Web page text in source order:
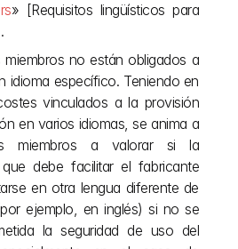
» [Requisitos lingüísticos para
miembros no están obligados a
idioma específico. Teniendo en
vinculados a la provisión
en varios idiomas, se anima a
miembros a valorar si la
debe facilitar el fabricante
en otra lengua diferente de
ejemplo, en inglés) si no se
la seguridad de uso del